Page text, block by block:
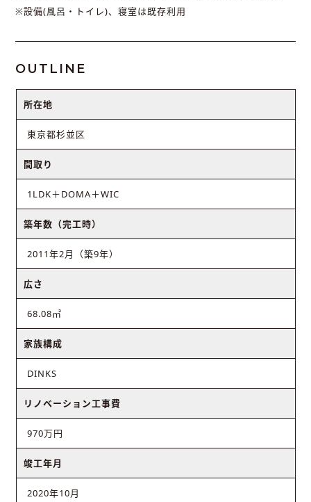
※設備(風呂・トイレ)、寝室は既存利用
OUTLINE
所在地
東京都杉並区
間取り
1LDK＋DOMA＋WIC
築年数（完工時）
2011年2月（築9年）
広さ
68.08㎡
家族構成
DINKS
リノベーション工事費
970万円
竣工年月
2020年10月